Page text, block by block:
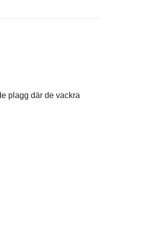
plagg där de vackra